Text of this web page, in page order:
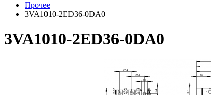
Прочее
3VA1010-2ED36-0DA0
3VA1010-2ED36-0DA0